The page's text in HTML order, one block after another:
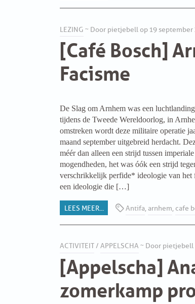
LINKS ARBEID
LABOUR RIGHTS
LEZING ~ Door pietjebell op 19 september
[Café Bosch]
Facisme
De Slag om Arnhem was een
tijdens de Tweede Wereldoorlog, in
omstreken wordt deze militaire operatie
maand september uitgebreid herdacht.
méér dan alleen een strijd tussen imperiale
mogendheden, het was óók een strijd
verschrikkelijk perfide* ideologie van het
een ideologie die […]
LEES MEER... Antifa arnhem ,cafe
ACTIVITEIT/ APPELSCHA ~ Door pietjebell
[Appelscha]
zomerkamp